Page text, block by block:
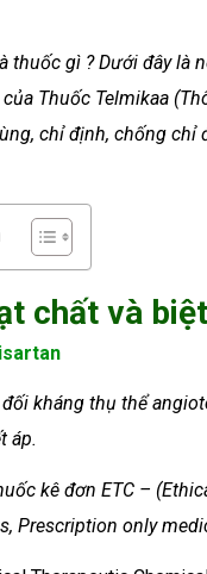
thuốc gì ? Dưới đây là
Thuốc Telmikaa
chỉ định, chống chỉ
chất và
kháng thụ thể
áp.
kê đơn ETC –
Prescription only